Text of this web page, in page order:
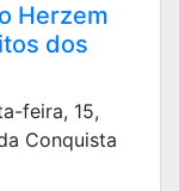
Herzem
dos
feira, 15,
Conquista